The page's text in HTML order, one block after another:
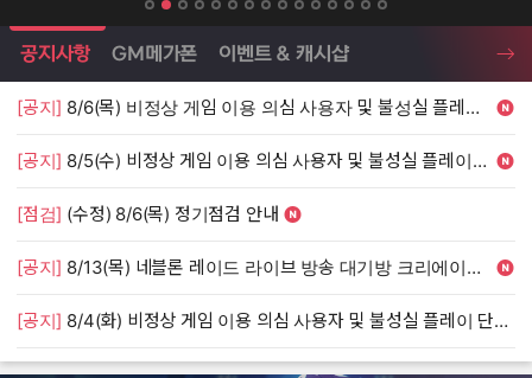
엘소드 소식
공지사항 GM메가폰 이벤트 & 캐시샵
[공지] 8/6(목) 비정상 게임 이용 의심 사용자 및 불성실 플레이 단속 안내
[공지] 8/5(수) 비정상 게임 이용 의심 사용자 및 불성실 플레이 단속 안내
[점검] (수정) 8/6(목) 정기점검 안내
[공지] 8/13(목) 네블론 레이드 라이브 방송 대기방 크리에이터 모집 안내
[공지] 8/4(화) 비정상 게임 이용 의심 사용자 및 불성실 플레이 단속 안내